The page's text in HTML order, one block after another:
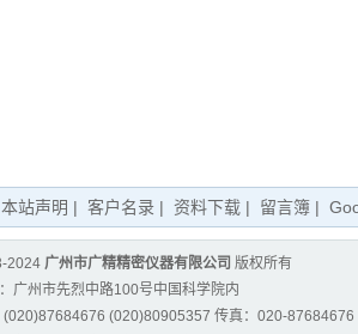
本站声明 | 客户名录 | 资料下载 | 留言簿 |
2024 广州市广精精密仪器有限公司 版权所有
广州市先烈中路100号中国科学院内
(020)80905357 传真：020-87684676